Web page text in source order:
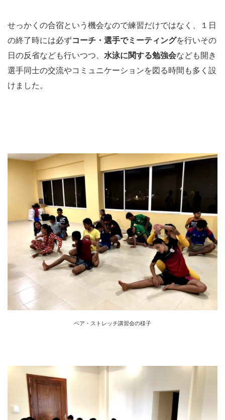
せっかくの合宿という機会なので練習だけではなく、１日
の終了時には必ずコーチ・選手でミーティングを行いその
日の反省なども行いつつ、 水泳に関する勉強会なども開き
選手同士の交流やコミュニケーションを図る時間も多く設
けました。
ペア・ストレッチ講習会の様子